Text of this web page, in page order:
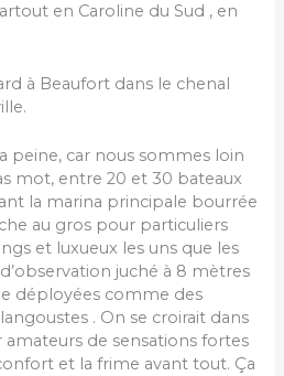
en Caroline du Sud , en
à Beaufort dans le chenal
peine, car nous sommes loin
mot, entre 20 et 30 bateaux
la marina principale bourrée
au gros pour particuliers
et luxueux les uns que les
juché à 8 mètres
déployées comme des
. On se croirait dans
de sensations fortes
et la frime avant tout. Ça